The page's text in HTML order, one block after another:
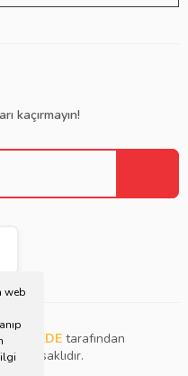
web
kaçırmayın!
DEDE tarafından
saklıdır.